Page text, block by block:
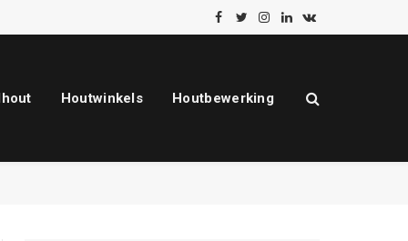
Facebook
TwitterInstagram
LinkedInVKontakte
Houtwinkels Houtbewerking